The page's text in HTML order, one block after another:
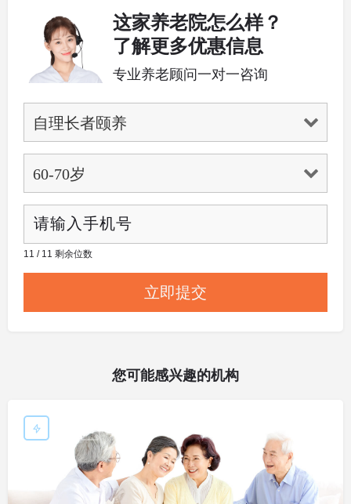
这家养老院怎么样？
了解更多优惠信息
专业养老顾问一对一咨询
11 / 11 剩余位数
您可能感兴趣的机构